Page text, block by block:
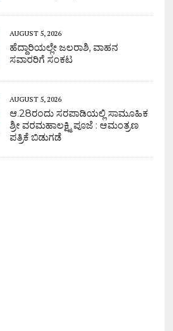
AUGUST 5, 2026
ಹೆದ್ದಾರಿಯಲ್ಲೇ ಜಲರಾಶಿ, ವಾಹನ
ಸವಾರರಿಗೆ ಸಂಕಟ
AUGUST 5, 2026
ಆ.28ರಂದು ಸರಪಾಡಿಯಲ್ಲಿ ಸಾಮೂಹಿಕ
ಶ್ರೀ ವರಮಹಾಲಕ್ಷ್ಮಿ ಪೂಜೆ : ಆಮಂತ್ರಣ
ಪತ್ರಿಕೆ ಬಿಡುಗಡೆ